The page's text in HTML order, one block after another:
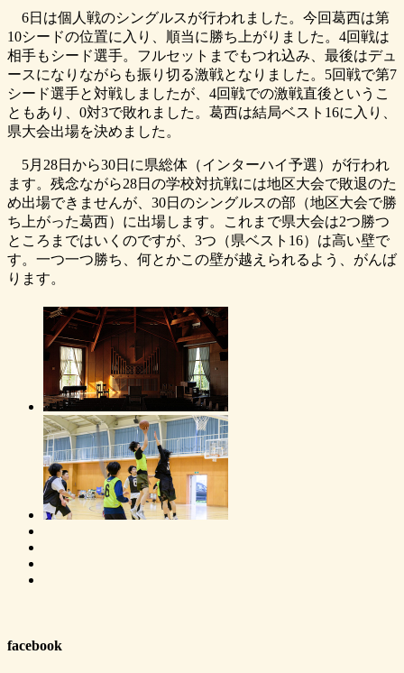
6日は個人戦のシングルスが行われました。今回葛西は第
10シードの位置に入り、順当に勝ち上がりました。4回戦は
相手もシード選手。フルセットまでもつれ込み、最後はデュ
ースになりながらも振り切る激戦となりました。5回戦で第7
シード選手と対戦しましたが、4回戦での激戦直後というこ
ともあり、0対3で敗れました。葛西は結局ベスト16に入り、
県大会出場を決めました。
5月28日から30日に県総体（インターハイ予選）が行われ
ます。残念ながら28日の学校対抗戦には地区大会で敗退のた
め出場できませんが、30日のシングルスの部（地区大会で勝
ち上がった葛西）に出場します。これまで県大会は2つ勝つ
ところまではいくのですが、3つ（県ベスト16）は高い壁で
す。一つ一つ勝ち、何とかこの壁が越えられるよう、がんば
ります。
facebook